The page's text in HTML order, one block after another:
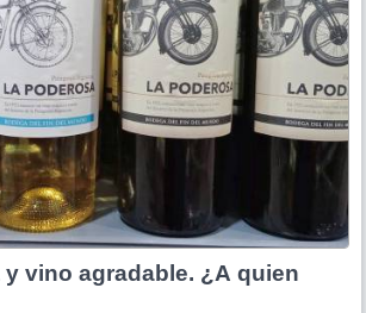
y vino agradable. ¿A quien